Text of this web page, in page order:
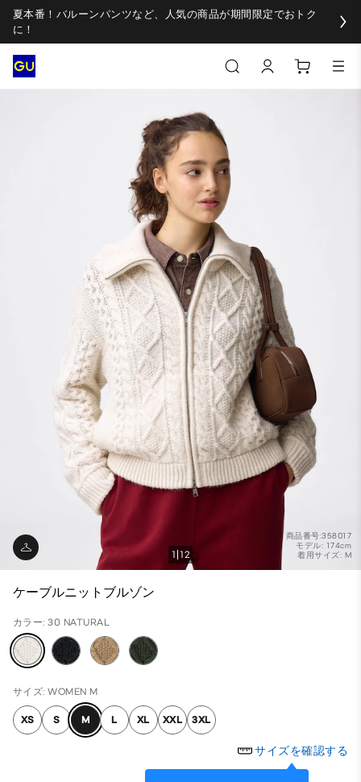
夏本番！バルーンパンツなど、人気の商品が期間限定でおトク
に！
商品番号:358017
モデル: 174cm
着用サイズ: M
1 12
ケーブルニットブルゾン
カラー: 30 NATURAL
サイズ: WOMEN M
XS S M L XL XXL 3XL
サイズを確認する